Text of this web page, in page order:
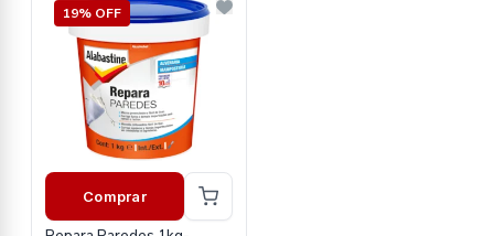
19% OFF
Comprar